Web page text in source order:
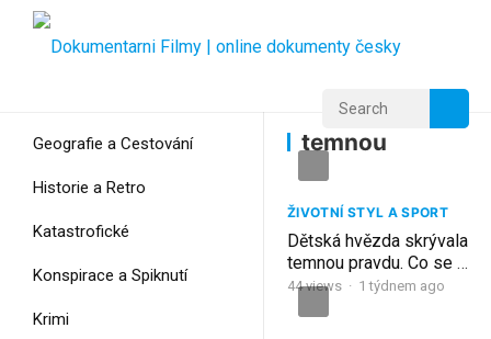
Geografie a Cestování
Historie a Retro
Katastrofické
Konspirace a Spiknutí
Krimi
temnou
temnou
ŽIVOTNÍ STYL A SPORT
Dětská hvězda skrývala
temnou pravdu. Co se jí
stalo?
44views · 1 týdnem ago